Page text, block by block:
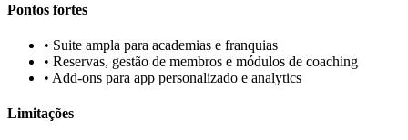
Pontos fortes
• Suite ampla para academias e franquias
• Reservas, gestão de membros e módulos de coaching
• Add-ons para app personalizado e analytics
Limitações